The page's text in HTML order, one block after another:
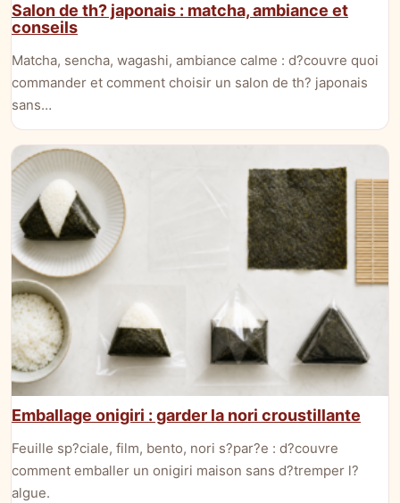
Salon de th? japonais : matcha, ambiance et
conseils
Matcha, sencha, wagashi, ambiance calme : d?couvre quoi
commander et comment choisir un salon de th? japonais
sans…
Emballage onigiri : garder la nori croustillante
Feuille sp?ciale, film, bento, nori s?par?e : d?couvre
comment emballer un onigiri maison sans d?tremper l?
algue.